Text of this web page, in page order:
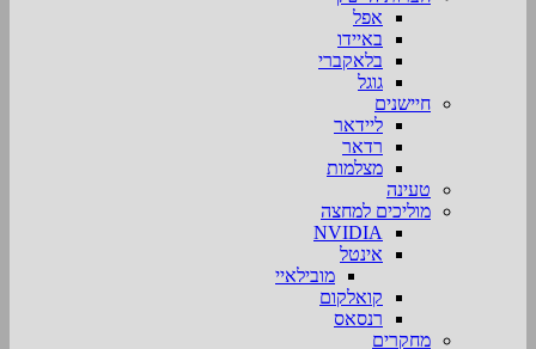
אפל
באיידו
בלאקברי
גוגל
חיישנים
ליידאר
רדאר
מצלמות
טעינה
מוליכים למחצה
NVIDIA
אינטל
מובילאיי
קואלקום
רנסאס
מחקרים